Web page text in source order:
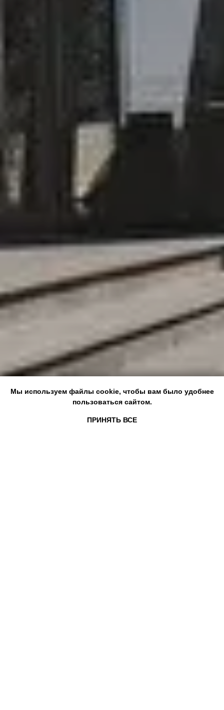
Мы используем файлы cookie, чтобы вам было удобнее
пользоваться сайтом.
ПРИНЯТЬ ВСЕ
Мы используем файлы cookie, чтобы вам было удобнее
пользоваться сайтом.
ПРИНЯТЬ ВСЕ